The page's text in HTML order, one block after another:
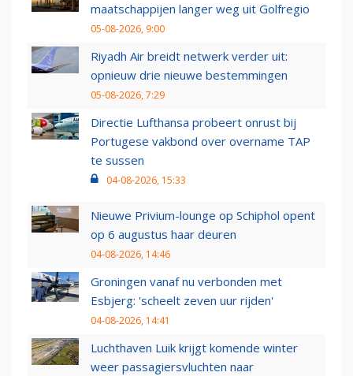
maatschappijen langer weg uit Golfregio
05-08-2026, 9:00
Riyadh Air breidt netwerk verder uit:
opnieuw drie nieuwe bestemmingen
05-08-2026, 7:29
Directie Lufthansa probeert onrust bij
Portugese vakbond over overname TAP
te sussen
04-08-2026, 15:33
Nieuwe Privium-lounge op Schiphol opent
op 6 augustus haar deuren
04-08-2026, 14:46
Groningen vanaf nu verbonden met
Esbjerg: 'scheelt zeven uur rijden'
04-08-2026, 14:41
Luchthaven Luik krijgt komende winter
weer passagiersvluchten naar